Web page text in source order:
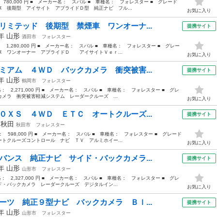
円 ■ メーカー名： スバル ■ 車種名： フォレスター ■ グレード
後期型 アイサイト アプライドＤ型 純正ナビ フル...
お気に入り
リミテッド 後期型 禁煙車 ワンオーナ...
山形 酒田市
フォレスター
1,280,000 円 ■ メーカー名： スバル ■ 車種名： フォレスター ■ グレー
ワンオーナー アプライドＤ アイサイトＶｅｒ...
提携サイト
お気に入り
ミアム ４ＷＤ バックカメラ 衝突被害...
山形 鶴岡市
フォレスター
： 2,271,000 円 ■ メーカー名： スバル ■ 車種名： フォレスター ■ グレ
ラ 衝突被害軽減システム レーダークルーズ ...
提携サイト
お気に入り
０ＸＳ ４ＷＤ ＥＴＣ オートクルーズ...
秋田 秋田市
フォレスター
598,000 円 ■ メーカー名： スバル ■ 車種名： フォレスター ■ グレード
ルーズコントロール ナビ ＴＶ アルミホイー...
提携サイト
お気に入り
ンス 純正ナビ サイド・バックカメラ...
山形 山形市
フォレスター
： 2,327,000 円 ■ メーカー名： スバル ■ 車種名： フォレスター ■ グレ
バックカメラ レーダークルーズ デジタルイン...
提携サイト
お気に入り
ーツ 純正９型ナビ バックカメラ Ｂｌ...
山形 山形市 フォレスター
提携サイト